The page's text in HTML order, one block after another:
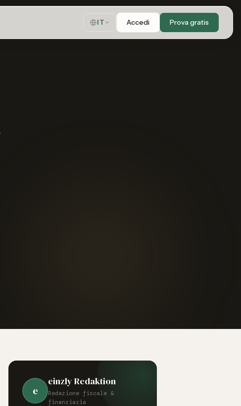
IT Accedi Prova gratis
e
einzly Redaktion
Redazione fiscale &
finanziaria